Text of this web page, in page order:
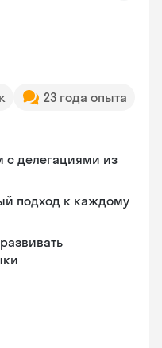
23 года опыта
с делегациями из
подход к каждому